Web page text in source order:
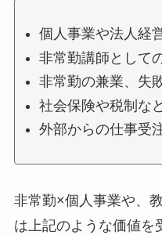
個人事業や法人経
非常勤講師として
非常勤の兼業、失
社会保険や税制な
外部からの仕事受
非常勤×個人事業や、
は上記のような価値を